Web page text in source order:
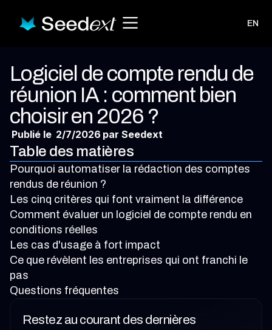
EN
Logiciel de compte rendu de
réunion IA : comment bien
choisir en 2026 ?
Publié le 2/7/2026 par Seedext
Table des matières
Pourquoi automatiser la rédaction des comptes
rendus de réunion ?
Les cinq critères qui font vraiment la différence
Comment évaluer un logiciel de compte rendu en
conditions réelles
Les cas d'usage à fort impact
Ce que révèlent les entreprises qui ont franchi le
pas
Questions fréquentes
Restez au courant des dernières